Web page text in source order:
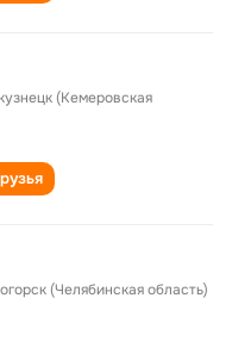
(Кемеровская
(Челябинская область)